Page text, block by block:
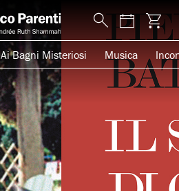
Ai Bagni Misteriosi Musica